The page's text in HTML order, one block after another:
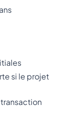
si le projet